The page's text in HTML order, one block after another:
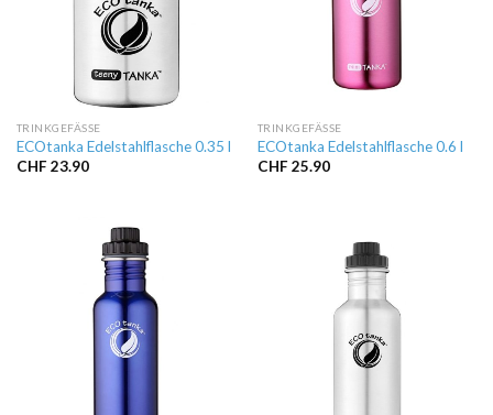
TRINKGEFÄSSE
ECOtanka Edelstahlflasche 0.35 l
CHF 23.90
TRINKGEFÄSSE
ECOtanka Edelstahlflasche 0.6 l
CHF 25.90